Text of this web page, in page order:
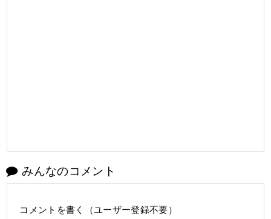
みんなのコメント
コメントを書く（ユーザー登録不要）